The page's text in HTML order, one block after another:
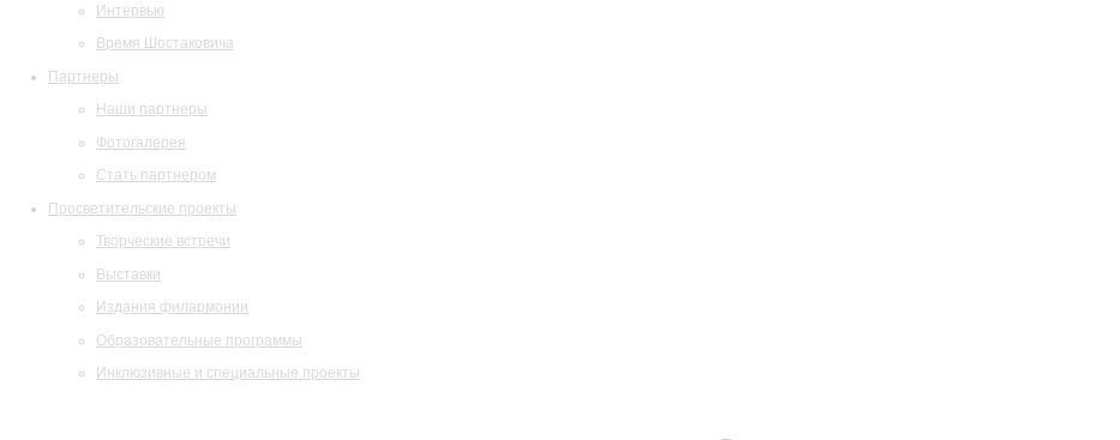
Интервью
Время Шостаковича
Партнеры
Наши партнеры
Фотогалерея
Стать партнером
Просветительские проекты
Творческие встречи
Выставки
Издания филармонии
Образовательные программы
Инклюзивные и специальные проекты